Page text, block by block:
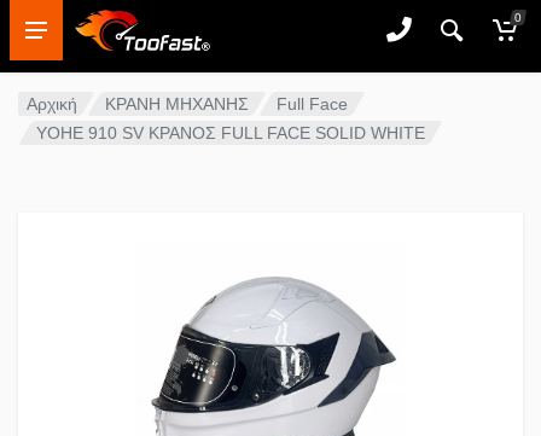
0
Αρχική ΚΡΑΝΗ ΜΗΧΑΝΗΣ
Full Face
YOHE 910 SV ΚΡΑΝΟΣ FULL FACE SOLID WHITE